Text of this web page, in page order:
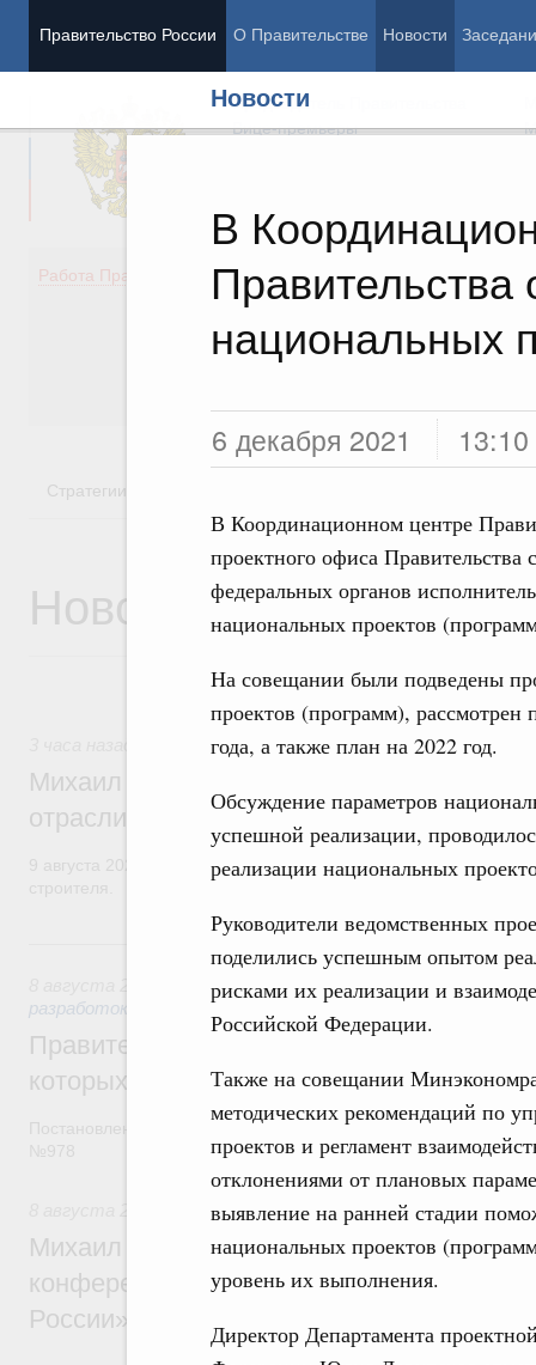
Правительство России О Правительстве Новости
Новости
В
национальных
6 декабря 2021 13:10
В Координационном центре
проектного офиса
федеральных органов
национальных проектов
На совещании были подведены
проектов (программ), рассмотрен
года, а также план на 2022 год.
Обсуждение параметров
успешной реализации,
реализации национальных
Руководители ведомственных
поделились успешным опытом
рисками их реализации и
Российской Федерации.
Также на совещании
методических рекомендаций по
проектов и регламент
отклонениями от плановых
выявление на ранней стадии
национальных проектов
уровень их выполнения.
Директор Департамента
Председатель Правительства
Вице-премьеры
Работа Правительства
Демография
Здоровье
Культура
Стратегии
Новости
Регулирование в сфере строительства
Михаил Мишустин поздравил
отрасли с профессиональным
9 августа 2026 года отмечается профессиональный праздник
Государственная политика в сфере
разработок
Правительство расширило перечень
которых освобождаются от НДФЛ
Постановление от 5 августа 2026 года
Отрасль информационных технологий
Михаил Мишустин дал поручения по
конференции «Цифровая индустрия
России»